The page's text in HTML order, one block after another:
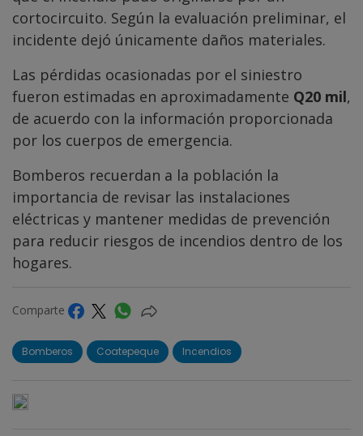
cortocircuito. Según la evaluación preliminar, el
incidente dejó únicamente daños materiales.
Las pérdidas ocasionadas por el siniestro
fueron estimadas en aproximadamente Q20 mil,
de acuerdo con la información proporcionada
por los cuerpos de emergencia.
Bomberos recuerdan a la población la
importancia de revisar las instalaciones
eléctricas y mantener medidas de prevención
para reducir riesgos de incendios dentro de los
hogares.
Comparte
Bomberos Coatepeque Incendios